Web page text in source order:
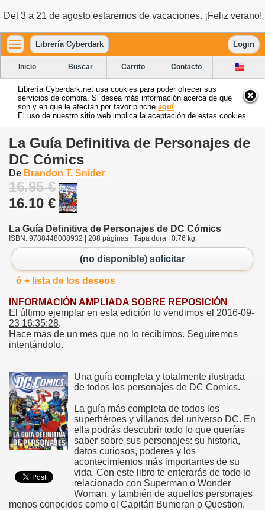
Del 3 a 21 de agosto estaremos de vacaciones. ¡Feliz verano!
Librería Cyberdark Login
Inicio Buscar Carrito Contacto
Librería Cyberdark.net usa cookies para poder ofrecer sus
servicios de compra. Si desea más información acerca de qué
son y en qué le afectan por favor pinche aquí
El uso de nuestro sitio web implica la aceptación de estas cookies.
La Guía Definitiva de Personajes de
DC Cómics
De Brandon T. Snider
16.95 €
16.10 €
La Guía Definitiva de Personajes de DC Cómics
ISBN: 9788448008932 | 208 páginas | Tapa dura | 0.76 kg
(no disponible) solicitar
ó + lista de los deseos
INFORMACIÓN AMPLIADA SOBRE REPOSICIÓN
El último ejemplar en esta edición lo vendimos el 2016-09-
23 16:35:28.
Hace más de un mes que no lo recibimos. Seguiremos
intentándolo.
Una guía completa y totalmente ilustrada
de todos los personajes de DC Comics.
La guía más completa de todos los
superhéroes y villanos del universo DC. En
ella podrás descubrir todo lo que querías
saber sobre sus personajes: su historia,
datos curiosos, poderes y los
acontecimientos más importantes de su
vida. Con este libro te enterarás de todo lo
relacionado con Superman o Wonder
Woman, y también de aquellos personajes
menos conocidos como el Capitán Bumeran o Question.